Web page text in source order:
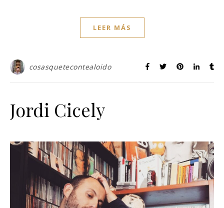
LEER MÁS
cosasquetecontealoido
Jordi Cicely